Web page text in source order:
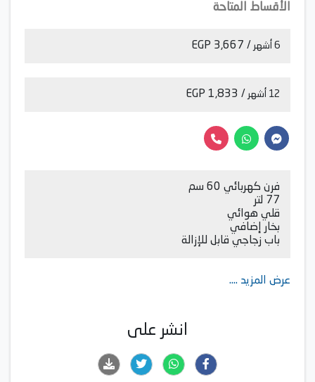
الأقساط المتاحة
6 أشهر / 3,667 EGP
12 أشهر / 1,833 EGP
فرن كهربائي 60 سم
77 لتر
قلي هوائي
بخار إضافي
باب زجاجي قابل للإزالة
عرض المزيد ....
انشر على